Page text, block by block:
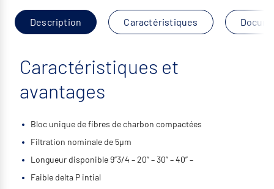
Description Caractéristiques
Caractéristiques et
avantages
Bloc unique de fibres de charbon compactées
Filtration nominale de 5μm
Longueur disponible 9’’3/4 – 20’’ – 30’’ – 40’’ –
Faible delta P intial